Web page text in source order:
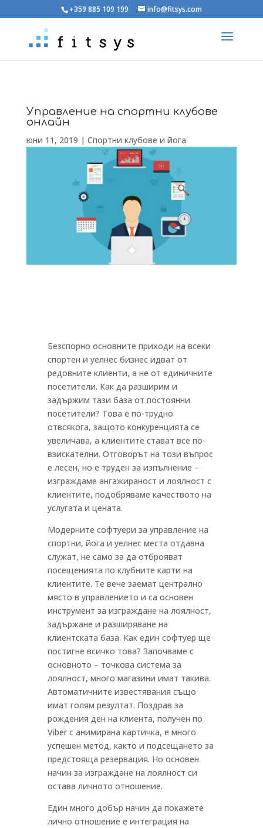
+359 885 109 199 info@fitsys.com
Управление на спортни клубове
онлайн
юни 11, 2019 | Спортни клубове и йога
Безспорно основните приходи на всеки
спортен и уелнес бизнес идват от
редовните клиенти, а не от единичните
посетители. Как да разширим и
задържим тази база от постоянни
посетители? Това е по-трудно
отвсякога, защото конкуренцията се
увеличава, а клиентите стават все по-
взискателни. Отговорът на този въпрос
е лесен, но е труден за изпълнение –
изграждаме ангажираност и лоялност с
клиентите, подобряваме качеството на
услугата и цената.
Модерните софтуери за управление на
спортни, йога и уелнес места отдавна
служат, не само за да отброяват
посещенията по клубните карти на
клиентите. Те вече заемат централно
място в управлението и са основен
инструмент за изграждане на лоялност,
задържане и разширяване на
клиентската база. Как един софтуер ще
постигне всичко това? Започваме с
основното – точкова система за
лоялност, много магазини имат такива.
Автоматичните известявания също
имат голям резултат. Поздрав за
рождения ден на клиента, получен по
Viber с анимирана картичка, е много
успешен метод, както и подсещането за
предстояща резервация. Но основен
начин за изграждане на лоялност си
остава личното отношение.
Един много добър начин да покажете
лично отношение е интеграция на